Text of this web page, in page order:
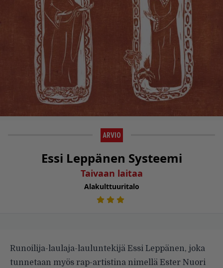
ARVIO
Essi Leppänen Systeemi
Taivaan laitaa
Alakulttuuritalo
Runoilija-laulaja-lauluntekijä Essi Leppänen, joka
tunnetaan myös rap-artistina nimellä Ester Nuori